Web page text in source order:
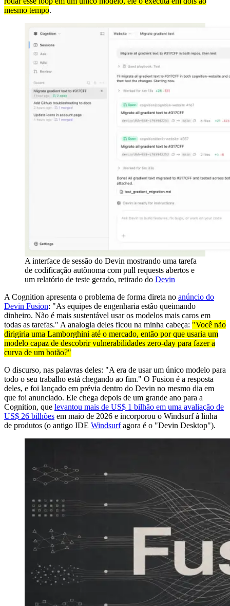
mesmo tempo.
A interface de sessão do Devin mostrando uma tarefa
de codificação autônoma com pull requests abertos e
um relatório de teste gerado, retirado do Devin
A Cognition apresenta o problema de forma direta no anúncio do
Devin Fusion: "As equipes de engenharia estão queimando
dinheiro. Não é mais sustentável usar os modelos mais caros em
todas as tarefas." A analogia deles ficou na minha cabeça: "Você não
dirigiria uma Lamborghini até o mercado, então por que usaria um
modelo capaz de descobrir vulnerabilidades zero-day para fazer a
curva de um botão?"
O discurso, nas palavras deles: "A era de usar um único modelo para
todo o seu trabalho está chegando ao fim." O Fusion é a resposta
deles, e foi lançado em prévia dentro do Devin no mesmo dia em
que foi anunciado. Ele chega depois de um grande ano para a
Cognition, que levantou mais de US$ 1 bilhão em uma avaliação de
US$ 26 bilhões em maio de 2026 e incorporou o Windsurf à linha
de produtos (o antigo IDE Windsurfagora é o "Devin Desktop").